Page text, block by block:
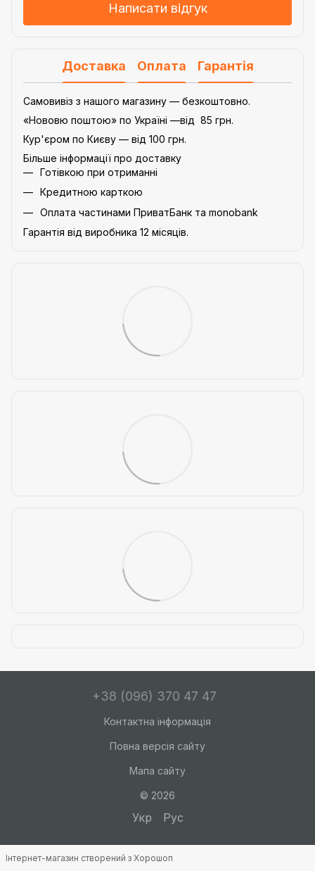
Написати відгук
Доставка Оплата Гарантія
Самовивіз з нашого магазину — безкоштовно.
«Нововю поштою» по Україні —від 85 грн.
Кур'єром по Києву — від 100 грн.
Більше інформації про доставку
Готівкою при отриманні
Кредитною карткою
Оплата частинами ПриватБанк та monobank
Гарантія від виробника 12 місяців.
+38 (096) 370 47 47
Контактна інформація
Повна версія сайту
Мапа сайту
© 2026
Укр Рус
Інтернет-магазин створений з Хорошоп